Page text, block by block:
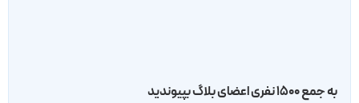
به جمع ۱۵۰۰ نفری اعضای بلاگ بپیوندید